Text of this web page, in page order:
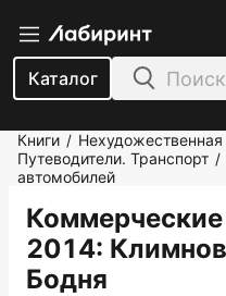
Каталог
Книги / Нехудожественная
Путеводители. Транспорт /
автомобилей
2014:
Бодня